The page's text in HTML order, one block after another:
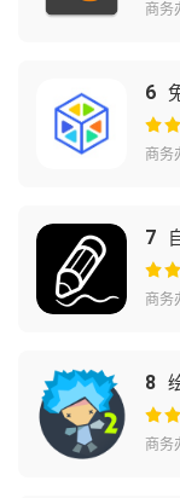
商务
6
商务
7
商务
8
商务